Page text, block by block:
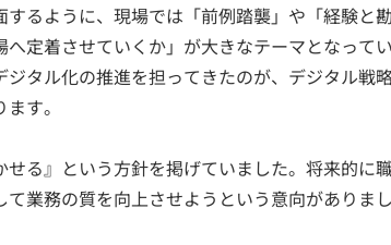
るように、現場では「前例踏襲」や「経験と
定着させていくか」が大きなテーマとなって
タル化の推進を担ってきたのが、デジタル戦
す。
る』という方針を掲げていました。将来的に
業務の質を向上させようという意向がありまし